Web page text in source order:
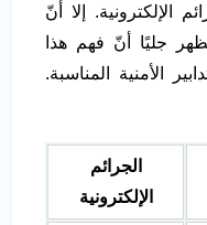
الإلكترونية. إلا أنّ
جليًا أنّ فهم هذا
الأمنية المناسبة.
الجرائم
الإلكترونية